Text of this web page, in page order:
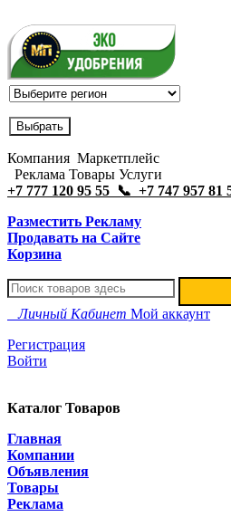
Компания Маркетплейс
Реклама Товары Услуги
+7 777 120 95 55 📞 +7 747 957 81
Разместить Рекламу
Продавать на Сайте
Корзина
Личный Кабинет Мой аккаунт
Регистрация
Войти
Каталог Товаров
Главная
Компании
Объявления
Товары
Реклама